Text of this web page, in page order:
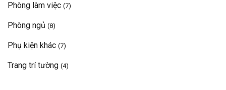
Phòng làm việc (7)
Phòng ngủ (8)
Phụ kiện khác (7)
Trang trí tường (4)